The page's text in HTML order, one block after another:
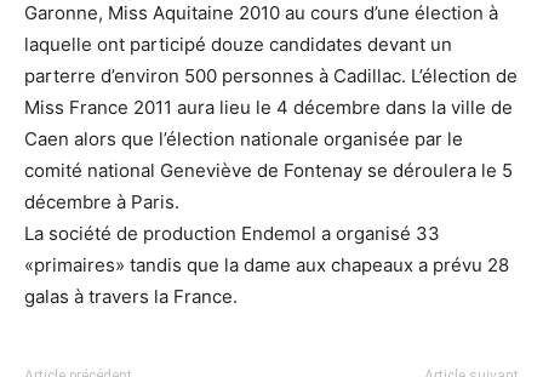
Garonne, Miss Aquitaine 2010 au cours d’une élection à
laquelle ont participé douze candidates devant un
parterre d’environ 500 personnes à Cadillac. L’élection de
Miss France 2011 aura lieu le 4 décembre dans la ville de
Caen alors que l’élection nationale organisée par le
comité national Geneviève de Fontenay se déroulera le 5
décembre à Paris.
La société de production Endemol a organisé 33
«primaires» tandis que la dame aux chapeaux a prévu 28
galas à travers la France.